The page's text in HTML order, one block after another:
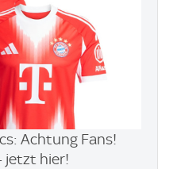
Achtung Fans!
jetzt hier!